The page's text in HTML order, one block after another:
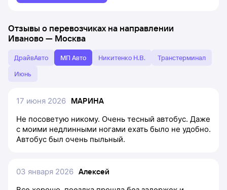
Отзывы о перевозчиках на направлении
Иваново— Москва
ДрайвАвто МП Авто Никитенко Н.В.
Транстерминал
Июнь
17 июня 2026 МАРИНА
Не посоветую никому. Очень тесный автобус. Даже
с моими недлинными ногами ехать было не удобно.
Автобус был очень пыльный.
03 января 2026 Алексей